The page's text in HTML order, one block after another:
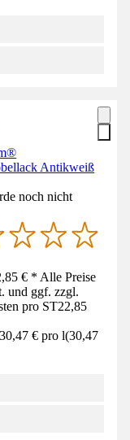
Antikweiß
noch nicht
€ * Alle Preise
und ggf. zzgl.
pro ST22,85
€ pro l(30,47